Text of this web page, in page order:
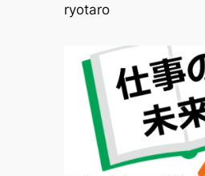
投稿者
ryotaro